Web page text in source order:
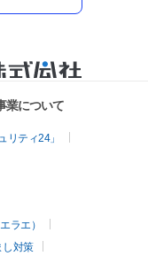
業について
リティ24」
ラエ）
し対策